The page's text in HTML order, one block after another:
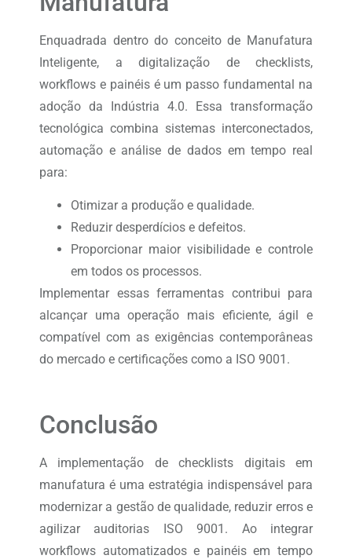
Enquadrada dentro do conceito de Manufatura
Inteligente, a digitalização de checklists,
workflows e painéis é um passo fundamental na
adoção da Indústria 4.0. Essa transformação
tecnológica combina sistemas interconectados,
automação e análise de dados em tempo real
para:
Otimizar a produção e qualidade.
Reduzir desperdícios e defeitos.
Proporcionar maior visibilidade e controle
em todos os processos.
Implementar essas ferramentas contribui para
alcançar uma operação mais eficiente, ágil e
compatível com as exigências contemporâneas
do mercado e certificações como a ISO 9001.
Conclusão
A implementação de checklists digitais em
manufatura é uma estratégia indispensável para
modernizar a gestão de qualidade, reduzir erros e
agilizar auditorias ISO 9001. Ao integrar
workflows automatizados e painéis em tempo